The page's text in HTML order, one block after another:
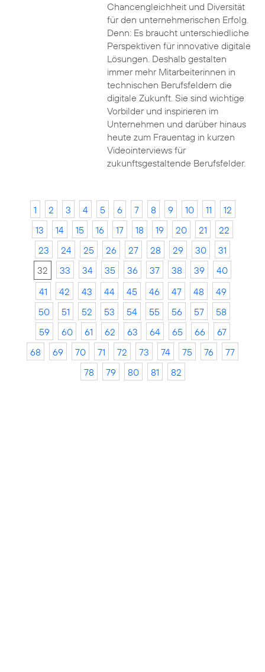
Chancengleichheit und Diversität
für den unternehmerischen Erfolg.
Denn: Es braucht unterschiedliche
Perspektiven für innovative digitale
Lösungen. Deshalb gestalten
immer mehr Mitarbeiterinnen in
technischen Berufsfeldern die
digitale Zukunft. Sie sind wichtige
Vorbilder und inspirieren im
Unternehmen und darüber hinaus
heute zum Frauentag in kurzen
Videointerviews für
zukunftsgestaltende Berufsfelder.
1 2 3 4 5 6 7 8 9 10 11
12
13
14 15 16 17 18 19 20 21
22
23
24 25 26 27 28 29 30
31
32
33 34 35 36 37 38 39
40
41
42 43 44 45 46 47 48
49
50
51 52 53 54 55 56 57
58
59
60 61 62 63 64 65 66
67
68
69 70 71 72 73 74 75 76
77
78
79 80 81 82